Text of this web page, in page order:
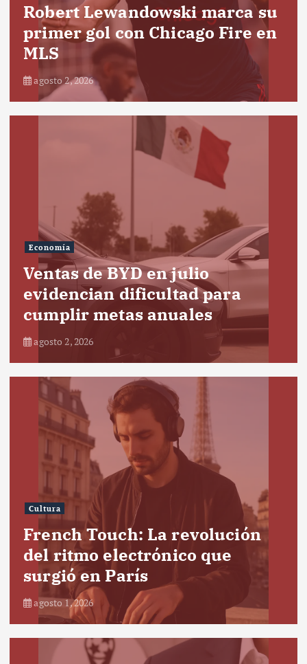
Robert Lewandowski marca su
primer gol con Chicago Fire en
MLS
agosto 2, 2026
Economía
Ventas de BYD en julio
evidencian dificultad para
cumplir metas anuales
agosto 2, 2026
Cultura
French Touch: La revolución
del ritmo electrónico que
surgió en París
agosto 1, 2026